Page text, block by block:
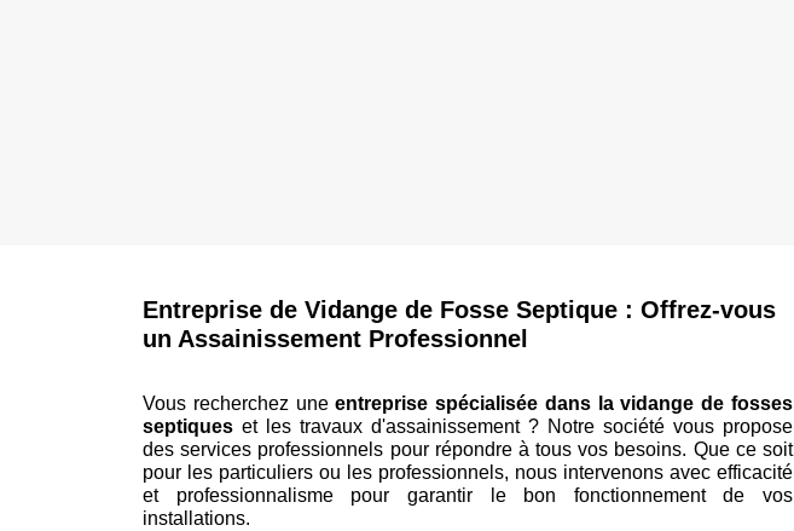
Entreprise de Vidange de Fosse Septique : Offrez-vous
un Assainissement Professionnel
Vous recherchez uneentreprise spécialisée dans la vidange de fosses
septiques et les travaux d'assainissement ? Notre société vous propose
des services professionnels pour répondre à tous vos besoins. Que ce soit
pour les particuliers ou les professionnels, nous intervenons avec efficacité
et professionnalisme pour garantir le bon fonctionnement de vos
installations.